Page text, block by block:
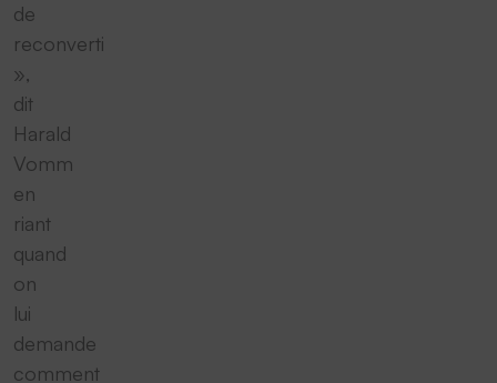
de
reconverti
»,
dit
Harald
Vomm
en
riant
quand
on
lui
demande
comment